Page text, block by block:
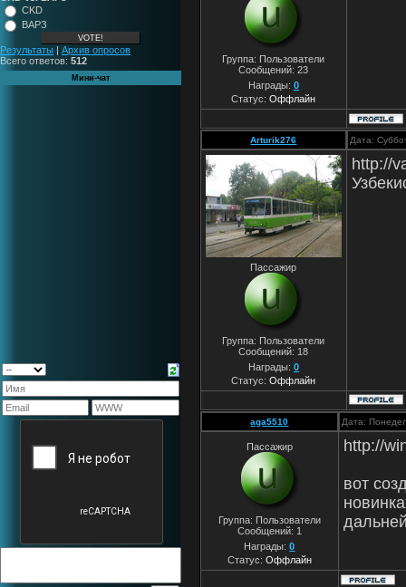
CKD
ВАРЗ
Результаты | Архив опросов
Всего ответов: 512
Мини-чат
Группа: Пользователи
Сообщений:23
Награды: 0
Статус:Оффлайн
Arturik276 Дата:
Пассажир
Группа: Пользователи
Сообщений: 18
Награды: 0
Статус:Оффлайн
http://
aga5510 Дата:
Пассажир
Группа: Пользователи
Сообщений: 1
Награды:0
Статус: Оффлайн
http://
вот